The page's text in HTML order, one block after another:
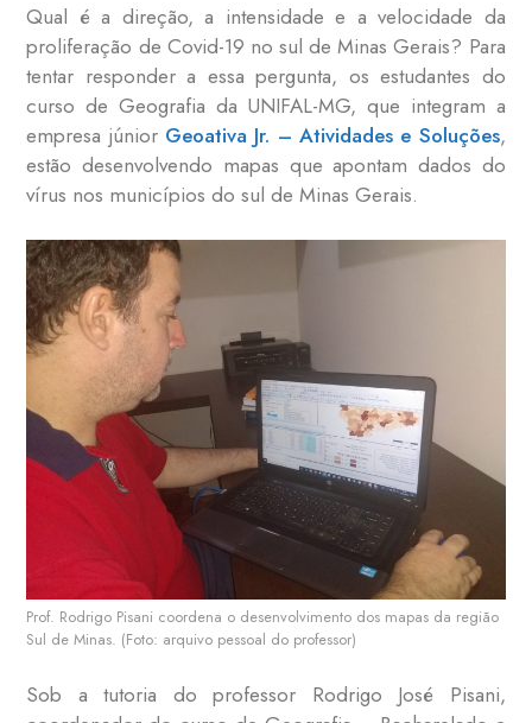
Qual é a direção, a intensidade e a velocidade da
proliferação de Covid-19 no sul de Minas Gerais? Para
tentar responder a essa pergunta, os estudantes do
curso de Geografia da UNIFAL-MG, que integram a
empresa júnior Geoativa Jr. – Atividades e Soluções,
estão desenvolvendo mapas que apontam dados do
vírus nos municípios do sul de Minas Gerais.
Prof. Rodrigo Pisani coordena o desenvolvimento dos mapas da região
Sul de Minas. (Foto: arquivo pessoal do professor)
Sob a tutoria do professor Rodrigo José Pisani,